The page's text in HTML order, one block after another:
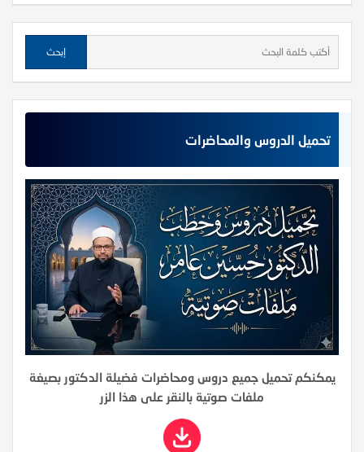
تحميل الدروس والمحاضرات
يمكنكم تحميل جميع دروس ومحاضرات فضيلة الدكتور بصيغة
ملفات صوتية بالنقر على هذا الزر